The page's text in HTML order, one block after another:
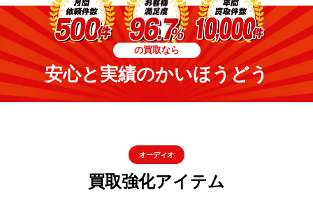
の買取なら
安心と実績のかいほうどう
オーディオ
買取強化アイテム